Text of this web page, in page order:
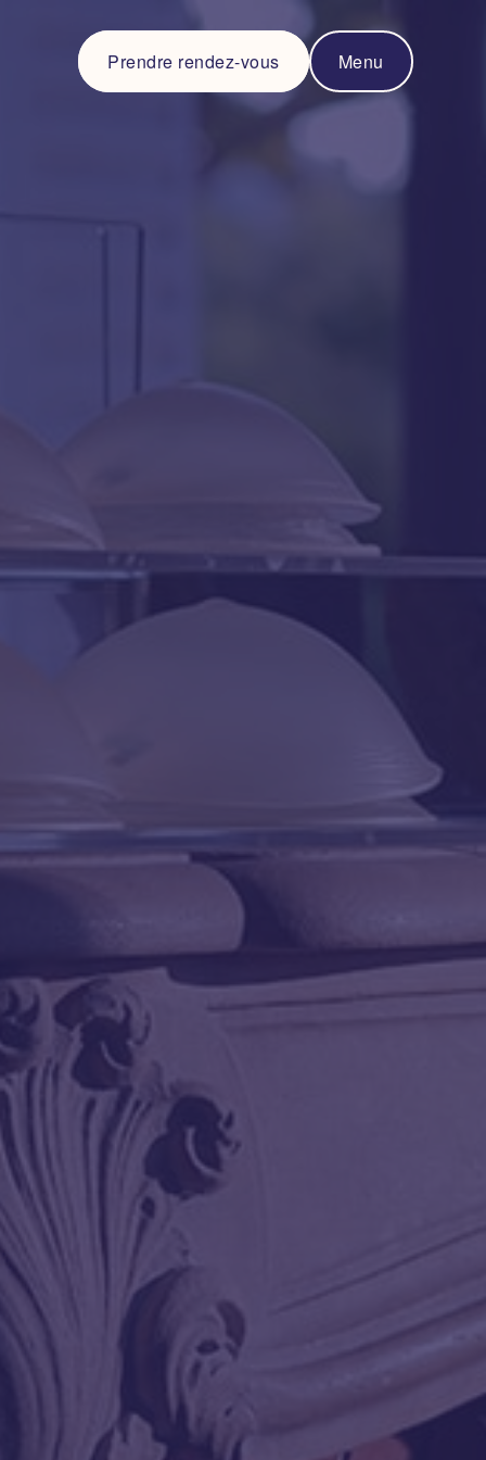
Prendre rendez-vous Menu